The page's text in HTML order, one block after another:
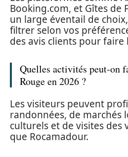
Booking.com, et Gîtes de
un large éventail de
filtrer selon vos
des avis clients pour
Quelles activités peut-on
Rouge en 2026 ?
Les visiteurs peuvent
randonnées, de marchés
culturels et de visites des
que Rocamadour.